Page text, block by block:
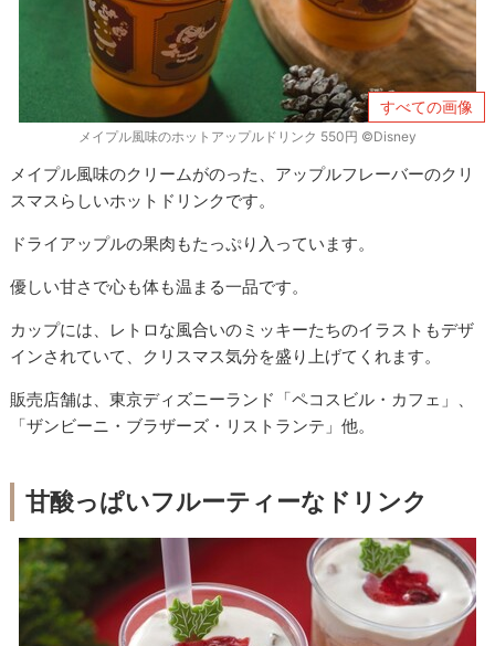
すべての画像
メイプル風味のホットアップルドリンク 550円 ©Disney
メイプル風味のクリームがのった、アップルフレーバーのクリ
スマスらしいホットドリンクです。
ドライアップルの果肉もたっぷり入っています。
優しい甘さで心も体も温まる一品です。
カップには、レトロな風合いのミッキーたちのイラストもデザ
インされていて、クリスマス気分を盛り上げてくれます。
販売店舗は、東京ディズニーランド「ペコスビル・カフェ」、
「ザンビーニ・ブラザーズ・リストランテ」他。
甘酸っぱいフルーティーなドリンク